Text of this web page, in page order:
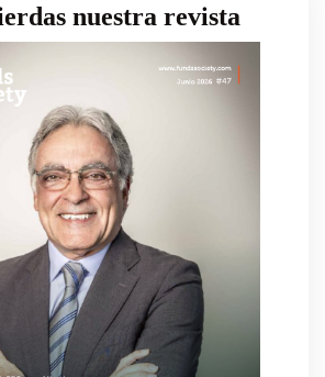
nuestra revista